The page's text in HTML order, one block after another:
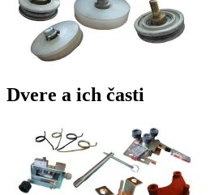
Dvere a ich časti